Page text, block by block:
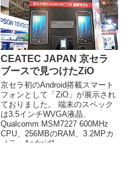
CEATEC JAPAN 京セラ
ブースで見つけたZiO
京セラ初のAndroid搭載スマート
フォンとして「ZiO」が展示され
ておりました。 端末のスペック
は3.5インチWVGA液晶、
Qualcomm MSM7227 600MHz
CPU、256MBのRAM、3.2MPカ
メラ、Android1....